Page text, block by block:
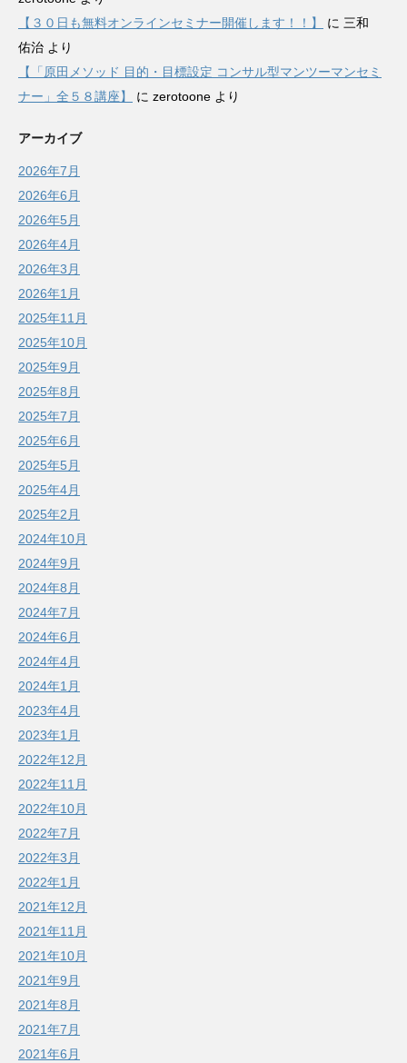
【３０日も無料オンラインセミナー開催します！！】
に 三和
佑治 より
【「原田メソッド 目的・目標設定 コンサル型マンツーマンセミ
ナー」全５８講座】
に zerotoone より
アーカイブ
2026年7月
2026年6月
2026年5月
2026年4月
2026年3月
2026年1月
2025年11月
2025年10月
2025年9月
2025年8月
2025年7月
2025年6月
2025年5月
2025年4月
2025年2月
2024年10月
2024年9月
2024年8月
2024年7月
2024年6月
2024年4月
2024年1月
2023年4月
2023年1月
2022年12月
2022年11月
2022年10月
2022年7月
2022年3月
2022年1月
2021年12月
2021年11月
2021年10月
2021年9月
2021年8月
2021年7月
2021年6月